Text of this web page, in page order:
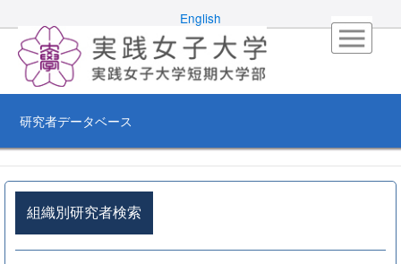
English
研究者データベース
組織別研究者検索